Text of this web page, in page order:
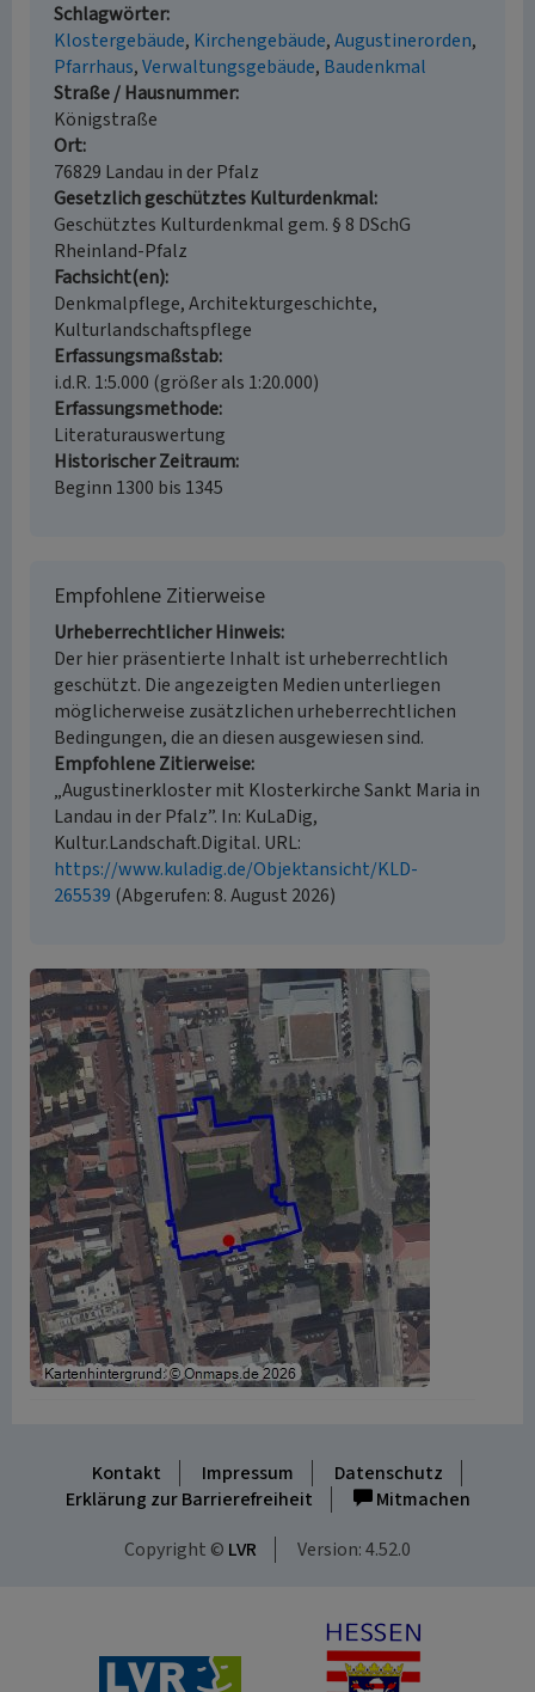
Schlagwörter
Klostergebäude Kirchengebäude Augustinerorden
Pfarrhaus Verwaltungsgebäude Baudenkmal
Straße / Hausnummer
Königstraße
Ort
76829 Landau in der Pfalz
Gesetzlich geschütztes Kulturdenkmal
Geschütztes Kulturdenkmal gem. § 8 DSchG
Rheinland-Pfalz
Fachsicht(en)
Denkmalpflege, Architekturgeschichte,
Kulturlandschaftspflege
Erfassungsmaßstab
i.d.R. 1:5.000 (größer als 1:20.000)
Erfassungsmethode
Literaturauswertung
Historischer Zeitraum
Beginn 1300 bis 1345
Empfohlene Zitierweise
Urheberrechtlicher Hinweis
Der hier präsentierte Inhalt ist urheberrechtlich
geschützt. Die angezeigten Medien unterliegen
möglicherweise zusätzlichen urheberrechtlichen
Bedingungen, die an diesen ausgewiesen sind.
Empfohlene Zitierweise
„Augustinerkloster mit Klosterkirche Sankt Maria in
Landau in der Pfalz”. In: KuLaDig,
Kultur.Landschaft.Digital. URL:
https://www.kuladig.de/Objektansicht/KLD-
265539 (Abgerufen: 8. August 2026)
Kontakt Impressum
Datenschutz
Erklärung zur Barrierefreiheit
Mitmachen
Copyright © LVR Version: 4.52.0